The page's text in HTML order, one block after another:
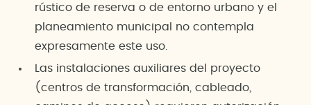
rústico de reserva o de entorno urbano y el
planeamiento municipal no contempla
expresamente este uso.
Las instalaciones auxiliares del proyecto
(centros de transformación, cableado,